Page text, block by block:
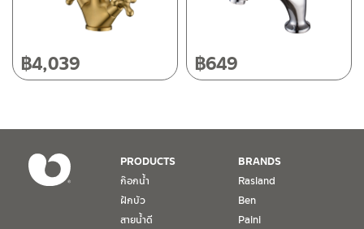
วันจันทร์ – วันศุกร์ เวลา 8:30-17:30 น.
วันเสาร์ เวลา 8:30-15:00 น.
1. การรับประกัน จะต้องมีหลักฐานการซื้อ หรือ ใบเสร็จ โดยทางบริษัทฯ
ขอตรวจสอบโดยนับวันซื้อขายเป็นสำคัญ ทางบริษัทฯ ไม่สามารถให้
เงื่อนไขการรับประกันสินค้าได้ หากไม่มีเอกสารดังกล่าว
฿4,039 ฿649
PRODUCTS
ก๊อกน้ำ
ฝักบัว
สายน้ำดี
BRANDS
Rasland
Ben
Paini